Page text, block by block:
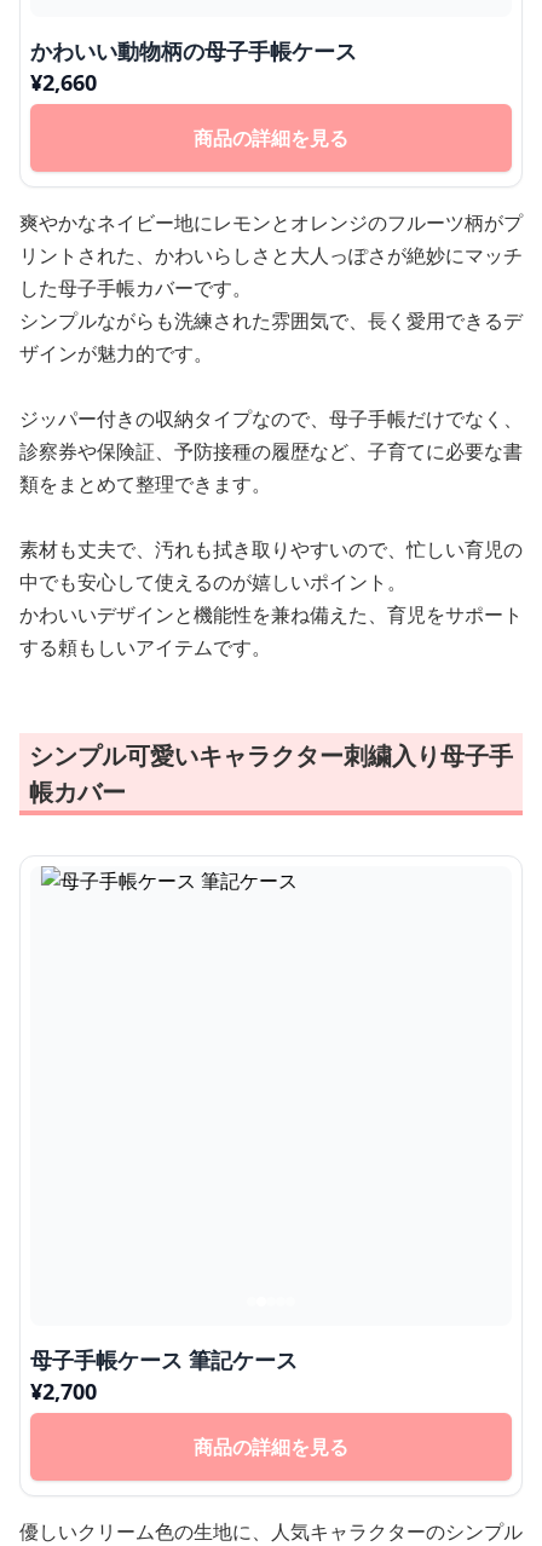
かわいい動物柄の母子手帳ケース
¥2,660
商品の詳細を見る
爽やかなネイビー地にレモンとオレンジのフルーツ柄がプ
リントされた、かわいらしさと大人っぽさが絶妙にマッチ
した母子手帳カバーです。
シンプルながらも洗練された雰囲気で、長く愛用できるデ
ザインが魅力的です。
ジッパー付きの収納タイプなので、母子手帳だけでなく、
診察券や保険証、予防接種の履歴など、子育てに必要な書
類をまとめて整理できます。
素材も丈夫で、汚れも拭き取りやすいので、忙しい育児の
中でも安心して使えるのが嬉しいポイント。
かわいいデザインと機能性を兼ね備えた、育児をサポート
する頼もしいアイテムです。
シンプル可愛いキャラクター刺繍入り母子手
帳カバー
母子手帳ケース 筆記ケース
¥2,700
商品の詳細を見る
優しいクリーム色の生地に、人気キャラクターのシンプル